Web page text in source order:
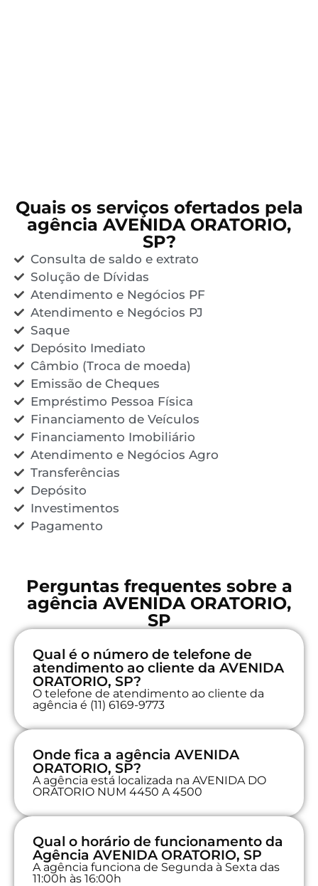
Quais os serviços ofertados pela
agência AVENIDA ORATORIO,
SP?
Consulta de saldo e extrato
Solução de Dívidas
Atendimento e Negócios PF
Atendimento e Negócios PJ
Saque
Depósito Imediato
Câmbio (Troca de moeda)
Emissão de Cheques
Empréstimo Pessoa Física
Financiamento de Veículos
Financiamento Imobiliário
Atendimento e Negócios Agro
Transferências
Depósito
Investimentos
Pagamento
Perguntas frequentes sobre a
agência AVENIDA ORATORIO,
SP
Qual é o número de telefone de
atendimento ao cliente da AVENIDA
ORATORIO, SP?
O telefone de atendimento ao cliente da
agência é (11) 6169-9773
Onde fica a agência AVENIDA
ORATORIO, SP?
A agência está localizada na AVENIDA DO
ORATORIO NUM 4450 A 4500
Qual o horário de funcionamento da
Agência AVENIDA ORATORIO, SP
A agência funciona de Segunda à Sexta das
11:00h às 16:00h